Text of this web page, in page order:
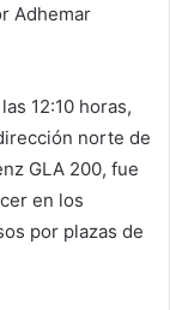
Adhemar
12:10 horas,
norte de
GLA 200, fue
en los
por plazas de